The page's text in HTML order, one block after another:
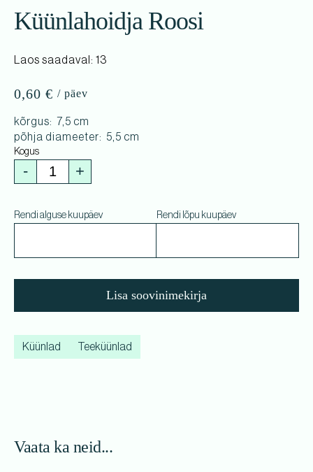
Küünlahoidja Roosi
Laos saadaval: 13
0,60 €
kõrgus: 7,5 cm
põhja diameeter: 5,5 cm
- +
Rendi alguse kuupäev Rendi lõpu kuupäev
Lisa soovinimekirja
Küünlad Teeküünlad
Vaata ka neid...